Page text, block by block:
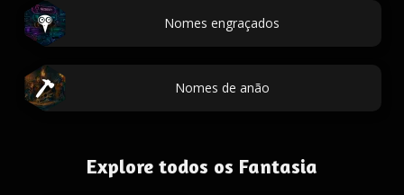
Nomes engraçados
Nomes de anão
Explore todos os Fantasia